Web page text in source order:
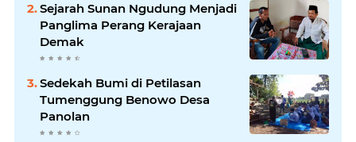
Sejarah Sunan Ngudung Menjadi
Panglima Perang Kerajaan
Demak
Sedekah Bumi di Petilasan
Tumenggung Benowo Desa
Panolan